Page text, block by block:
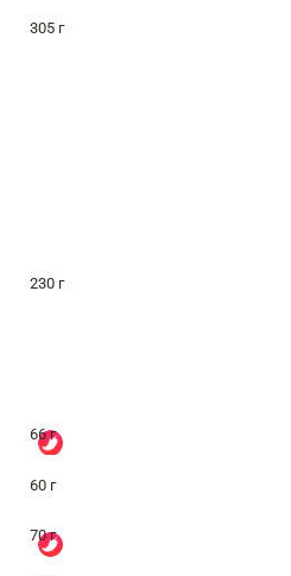
305 г
230 г
66 г
60 г
70 г